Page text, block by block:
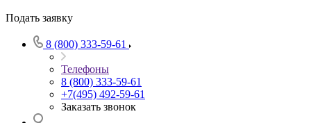
Подать заявку
8 (800) 333-59-61
Телефоны
8 (800) 333-59-61
+7(495) 492-59-61
Заказать звонок